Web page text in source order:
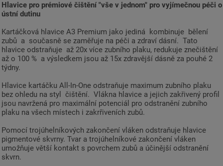
Hlavice pro prémiové čištění "vše v jednom" pro vyjímečnou péči o
ústní dutinu
Kartáčková hlavice A3 Premium jako jediná kombinuje bělení
zubů a současně se zaměřuje na péči a zdraví dásní. Tato
hlavice odstraňuje až 20x více zubního plaku, redukuje znečištění
až o 100 % a výsledkem jsou až 15x zdravější dásně za pouhé 2
týdny.
Hlavice kartáčku All-In-One odstraňuje maximum zubního plaku
bez ohledu na styl čištění. Vlákna hlavice a jejich zakřivený profil
jsou navržená pro maximální potenciál pro odstranění zubního
plaku na všech místech i zakrřiveních zubů.
Pomocí trojúhelníkových zakončení vláken odstraňuje hlavice
pigmentové skvrny. Tvar a trojúhelníkové zakončení vláken
umožňuje větší kontakt s povrchem zubů a účinější odstranění
skvrn.